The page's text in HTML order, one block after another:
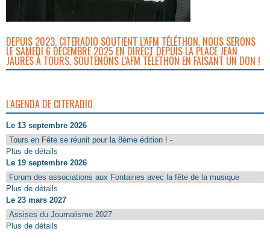
DEPUIS 2023, CITERADIO SOUTIENT L’AFM TÉLÉTHON. NOUS SERONS
LE SAMEDI 6 DÉCEMBRE 2025 EN DIRECT DEPUIS LA PLACE JEAN
JAURÈS À TOURS. SOUTENONS L’AFM TÉLÉTHON EN FAISANT UN DON !
L'AGENDA DE CITERADIO
Le 13 septembre 2026
Tours en Fête se réunit pour la 8ème édition ! -
Plus de détails
Le 19 septembre 2026
Forum des associations aux Fontaines avec la fête de la musique
Plus de détails
Le 23 mars 2027
Assises du Journalisme 2027
Plus de détails